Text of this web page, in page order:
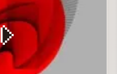
べ物が愛おしくなる一冊」 -
？ 公式サイト
べかたろう 公式
bekataro/ ---------------